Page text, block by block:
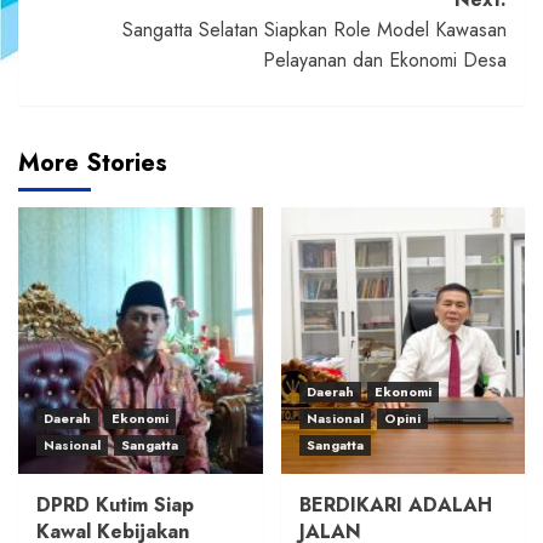
Sangatta Selatan Siapkan Role Model Kawasan
Pelayanan dan Ekonomi Desa
More Stories
Daerah
Ekonomi
Nasional
Sangatta
DPRD Kutim Siap
Kawal Kebijakan
Daerah
Ekonomi
Nasional
Opini
Sangatta
BERDIKARI ADALAH
JALAN